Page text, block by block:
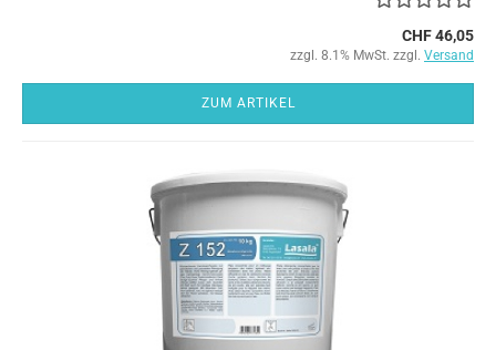
CHF 46,05
zzgl. 8.1% MwSt. zzgl. Versand
ZUM ARTIKEL